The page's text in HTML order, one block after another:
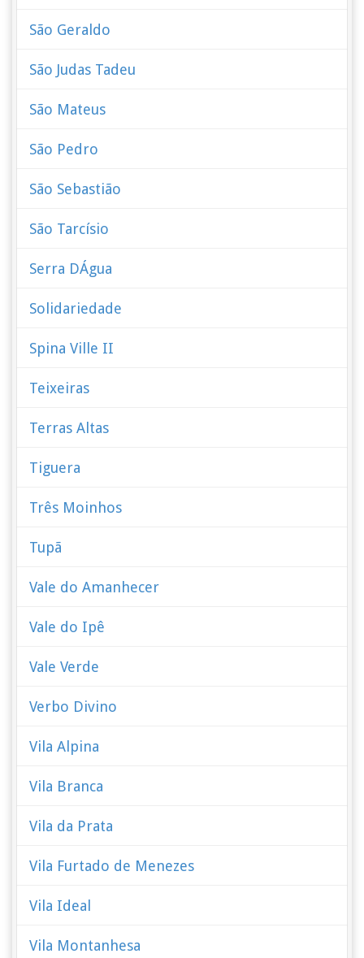
São Geraldo
São Judas Tadeu
São Mateus
São Pedro
São Sebastião
São Tarcísio
Serra DÁgua
Solidariedade
Spina Ville II
Teixeiras
Terras Altas
Tiguera
Três Moinhos
Tupã
Vale do Amanhecer
Vale do Ipê
Vale Verde
Verbo Divino
Vila Alpina
Vila Branca
Vila da Prata
Vila Furtado de Menezes
Vila Ideal
Vila Montanhesa